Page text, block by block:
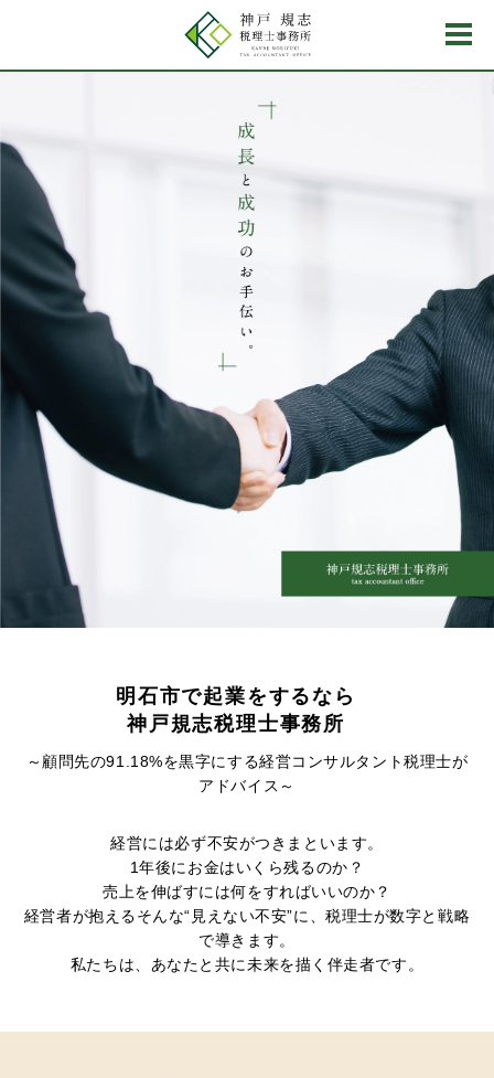
明石市で起業をするなら
神戸規志税理士事務所
～顧問先の91.18%を黒字にする経営コンサルタント税理士が
アドバイス～
経営には必ず不安がつきまといます。
1年後にお金はいくら残るのか？
売上を伸ばすには何をすればいいのか？
経営者が抱えるそんな“見えない不安”に、税理士が数字と戦略
で導きます。
私たちは、あなたと共に未来を描く伴走者です。